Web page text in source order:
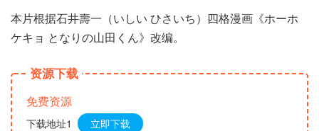
本片根据石井壽一（いしい ひさいち）四格漫画《ホーホ
ケキョ となりの山田くん》改编。
资源下载
免费资源
下载地址1 立即下载